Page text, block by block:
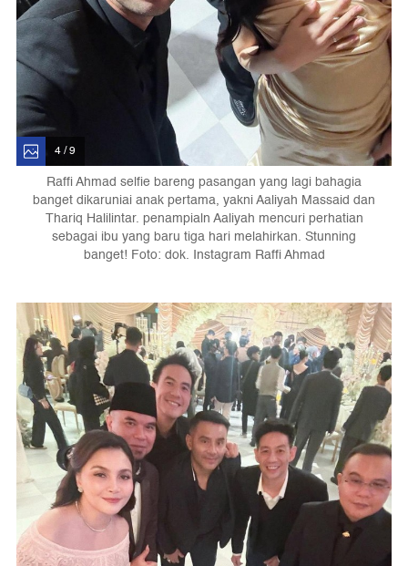
4 / 9
Raffi Ahmad selfie bareng pasangan yang lagi bahagia
banget dikaruniai anak pertama, yakni Aaliyah Massaid dan
Thariq Halilintar. penampialn Aaliyah mencuri perhatian
sebagai ibu yang baru tiga hari melahirkan. Stunning
banget! Foto: dok. Instagram Raffi Ahmad